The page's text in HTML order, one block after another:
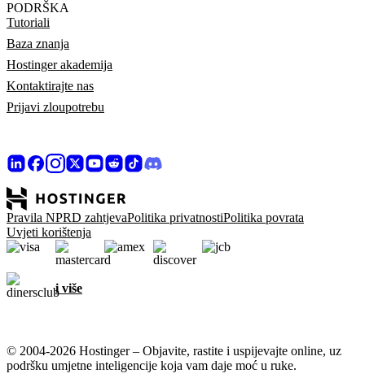
PODRŠKA
Tutoriali
Baza znanja
Hostinger akademija
Kontaktirajte nas
Prijavi zloupotrebu
Pravila NPRD zahtjevaPolitika privatnostiPolitika povrata
Uvjeti korištenja
i više
© 2004-2026 Hostinger – Objavite, rastite i uspijevajte online, uz
podršku umjetne inteligencije koja vam daje moć u ruke.